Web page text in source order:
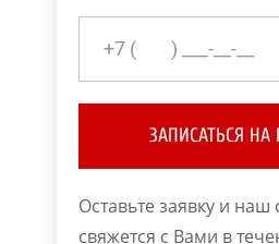
ЗАПИСАТЬСЯ
Оставьте заявку и наш
свяжется с Вами в